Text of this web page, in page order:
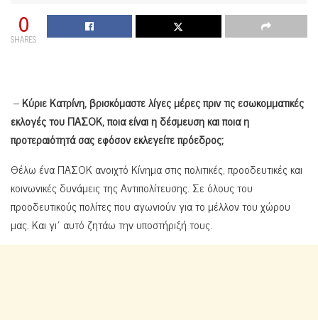
0
SHARES
–Κύριε Κατρίνη, βρισκόμαστε λίγες μέρες πριν τις εσωκομματικές
εκλογές του ΠΑΣΟΚ, ποια είναι η δέσμευση και ποια η
προτεραιότητά σας εφόσον εκλεγείτε πρόεδρος;
Θέλω ένα ΠΑΣΟΚ ανοιχτό Κίνημα στις πολιτικές, προοδευτικές και
κοινωνικές δυνάμεις της Αντιπολίτευσης. Σε όλους του
προοδευτικούς πολίτες που αγωνιούν για το μέλλον του χώρου
μας. Και γι΄ αυτό ζητάω την υποστήριξή τους.